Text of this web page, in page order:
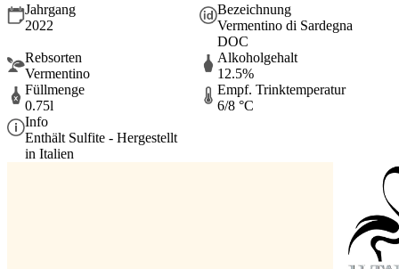
Jahrgang
2022
Bezeichnung
Vermentino di Sardegna
DOC
Rebsorten
Vermentino
Alkoholgehalt
12.5%
Füllmenge
0.75l
Empf. Trinktemperatur
6/8 °C
Info
Enthält Sulfite - Hergestellt
in Italien